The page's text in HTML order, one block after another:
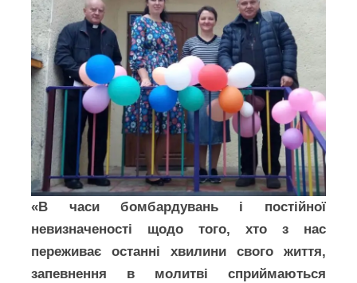
«В часи бомбардувань і постійної
невизначеності щодо того, хто з нас
переживає останні хвилини свого життя,
запевнення в молитві сприймаються